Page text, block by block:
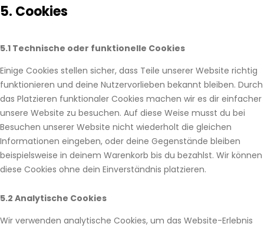
5. Cookies
5.1 Technische oder funktionelle Cookies
Einige Cookies stellen sicher, dass Teile unserer Website richtig
funktionieren und deine Nutzervorlieben bekannt bleiben. Durch
das Platzieren funktionaler Cookies machen wir es dir einfacher
unsere Website zu besuchen. Auf diese Weise musst du bei
Besuchen unserer Website nicht wiederholt die gleichen
Informationen eingeben, oder deine Gegenstände bleiben
beispielsweise in deinem Warenkorb bis du bezahlst. Wir können
diese Cookies ohne dein Einverständnis platzieren.
5.2 Analytische Cookies
Wir verwenden analytische Cookies, um das Website-Erlebnis